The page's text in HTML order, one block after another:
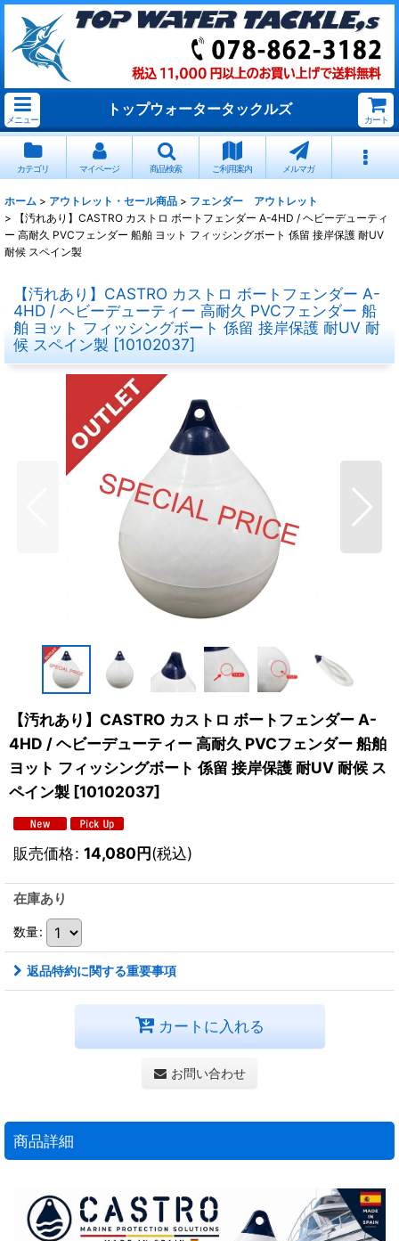
メニュー
トップウォータータックルズ
カート
カテゴリ マイページ 商品検索 ご利用案内 メルマガ
ホーム > アウトレット・セール商品 > フェンダー アウトレット
>
【汚れあり】CASTRO カストロ ボートフェンダー A-4HD / ヘビーデューティ
ー 高耐久 PVCフェンダー 船舶 ヨット フィッシングボート 係留 接岸保護 耐UV
耐候 スペイン製
【汚れあり】CASTRO カストロ ボートフェンダー A-
4HD / ヘビーデューティー 高耐久 PVCフェンダー 船
舶 ヨット フィッシングボート 係留 接岸保護 耐UV 耐
候 スペイン製 [10102037]
【汚れあり】CASTRO カストロ ボートフェンダー A-
4HD / ヘビーデューティー 高耐久 PVCフェンダー 船舶
ヨット フィッシングボート 係留 接岸保護 耐UV 耐候 ス
ペイン製 [10102037]
販売価格: 14,080円(税込)
在庫あり
数量:
返品特約に関する重要事項
カートに入れる
お問い合わせ
商品詳細